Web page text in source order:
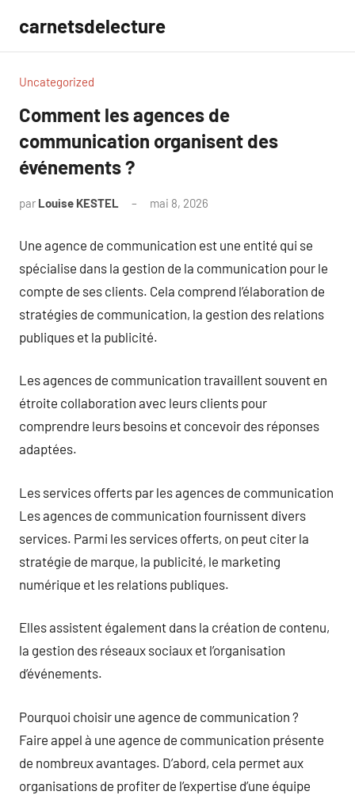
contenu
carnetsdelecture
Uncategorized
Comment les agences de
communication organisent des
événements ?
par Louise KESTEL mai 8, 2026
Une agence de communication est une entité qui se
spécialise dans la gestion de la communication pour le
compte de ses clients. Cela comprend l’élaboration de
stratégies de communication, la gestion des relations
publiques et la publicité.
Les agences de communication travaillent souvent en
étroite collaboration avec leurs clients pour
comprendre leurs besoins et concevoir des réponses
adaptées.
Les services offerts par les agences de communication
Les agences de communication fournissent divers
services. Parmi les services offerts, on peut citer la
stratégie de marque, la publicité, le marketing
numérique et les relations publiques.
Elles assistent également dans la création de contenu,
la gestion des réseaux sociaux et l’organisation
d’événements.
Pourquoi choisir une agence de communication ?
Faire appel à une agence de communication présente
de nombreux avantages. D’abord, cela permet aux
organisations de profiter de l’expertise d’une équipe